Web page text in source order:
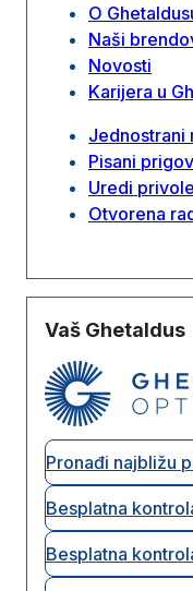
O
Naši
Novosti
Karijera u
Jednostrani
Pisani
Uredi privole
Otvorena
Vaš Ghetaldus
Pronađi najbližu
Besplatna
Besplatna